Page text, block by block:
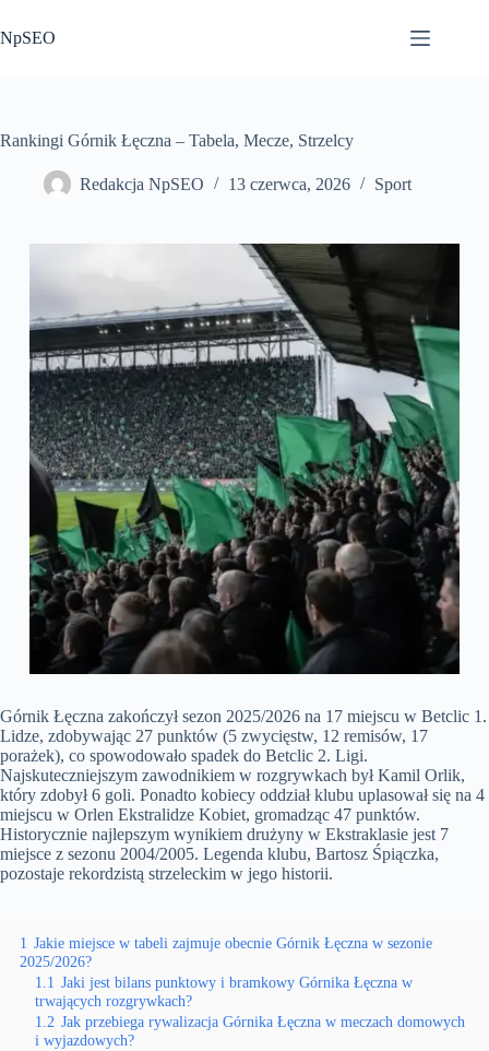
do
treści
NpSEO
Rankingi Górnik Łęczna – Tabela, Mecze, Strzelcy
Redakcja NpSEO 13 czerwca, 2026 Sport
Górnik Łęczna zakończył sezon 2025/2026 na 17 miejscu w Betclic 1.
Lidze, zdobywając 27 punktów (5 zwycięstw, 12 remisów, 17
porażek), co spowodowało spadek do Betclic 2. Ligi.
Najskuteczniejszym zawodnikiem w rozgrywkach był Kamil Orlik,
który zdobył 6 goli. Ponadto kobiecy oddział klubu uplasował się na 4
miejscu w Orlen Ekstralidze Kobiet, gromadząc 47 punktów.
Historycznie najlepszym wynikiem drużyny w Ekstraklasie jest 7
miejsce z sezonu 2004/2005. Legenda klubu, Bartosz Śpiączka,
pozostaje rekordzistą strzeleckim w jego historii.
1 Jakie miejsce w tabeli zajmuje obecnie Górnik Łęczna w sezonie
2025/2026?
1.1 Jaki jest bilans punktowy i bramkowy Górnika Łęczna w
trwających rozgrywkach?
1.2 Jak przebiega rywalizacja Górnika Łęczna w meczach domowych
i wyjazdowych?